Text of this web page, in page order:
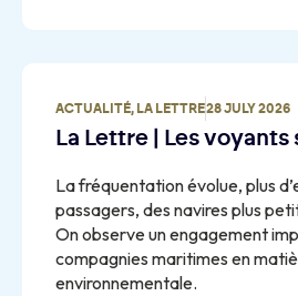
ACTUALITÉ, LA LETTRE28 JULY 2026
La Lettre | Les
La fréquentation évolue, plus
passagers, des navires plus
On observe un engagement
compagnies maritimes en
environnementale.